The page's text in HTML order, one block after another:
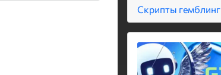
Скрипты гемблинг